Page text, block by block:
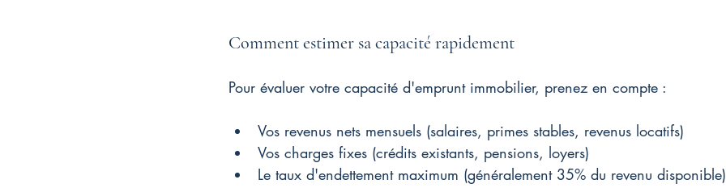
Comment estimer sa capacité rapidement
Pour évaluer votre capacité d'emprunt immobilier, prenez en compte :
Vos revenus nets mensuels (salaires, primes stables, revenus locatifs)
Vos charges fixes (crédits existants, pensions, loyers)
Le taux d'endettement maximum (généralement 35% du revenu disponible)